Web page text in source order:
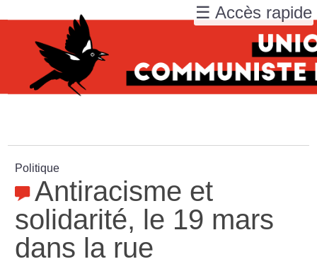
Politique
Antiracisme et
solidarité, le 19 mars
dans la rue
☰ Accès rapide